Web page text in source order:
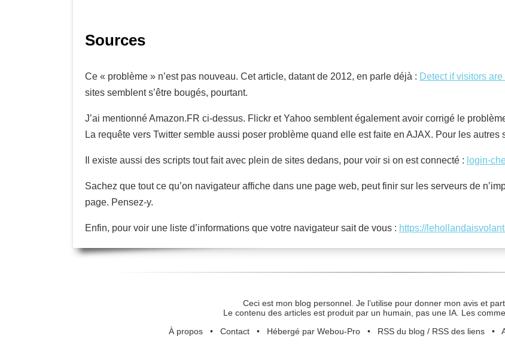
Sources
Ce « problème » n’est pas nouveau. Cet article, datant de 2012, en parle déjà : Detect if visitors
sites semblent s’être bougés, pourtant.
J’ai mentionné Amazon.FR ci-dessus. Flickr et Yahoo semblent également avoir corrigé le
La requête vers Twitter semble aussi poser problème quand elle est faite en AJAX. Pour les autres
Il existe aussi des scripts tout fait avec plein de sites dedans, pour voir si on est connecté : login-
Sachez que tout ce qu’on navigateur affiche dans une page web, peut finir sur les serveurs de
page. Pensez-y.
Enfin, pour voir une liste d’informations que votre navigateur sait de vous : https://
Ceci est mon blog personnel. Je l’utilise pour donner mon avis et
Le contenu des articles est produit par un humain, pas une IA. Les
À propos• Contact• Hébergé par Webou-Pro• RSS du blog / RSS des liens•